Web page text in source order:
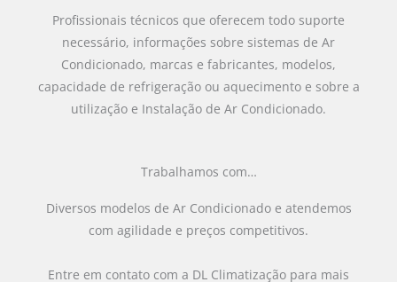
Profissionais técnicos que oferecem todo suporte
necessário, informações sobre sistemas de Ar
Condicionado, marcas e fabricantes, modelos,
capacidade de refrigeração ou aquecimento e sobre a
utilização e Instalação de Ar Condicionado.
Trabalhamos com…
Diversos modelos de Ar Condicionado e atendemos
com agilidade e preços competitivos.
Entre em contato com a DL Climatização para mais